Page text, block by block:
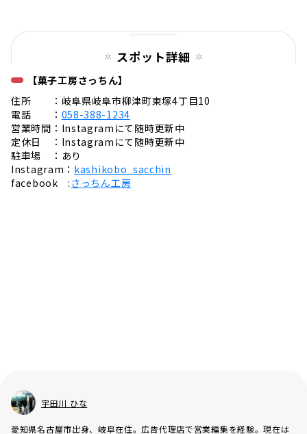
スポット詳細
【菓子工房さっちん】
住所 ：岐阜県岐阜市柳津町東塚4丁目10
電話 ： 058-388-1234
営業時間：Instagramにて随時更新中
定休日 ：Instagramにて随時更新中
駐車場 ：あり
Instagram： kashikobo_sacchin
facebook : さっちん工房
宇田川 ひな
愛知県名古屋市出身、岐阜在住。広告代理店で営業編集を経験。現在は